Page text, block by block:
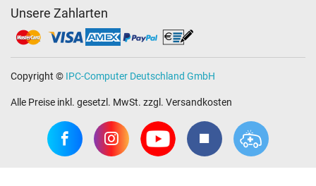
Unsere Zahlarten
Copyright © IPC-Computer Deutschland GmbH
Alle Preise inkl. gesetzl. MwSt. zzgl. Versandkosten